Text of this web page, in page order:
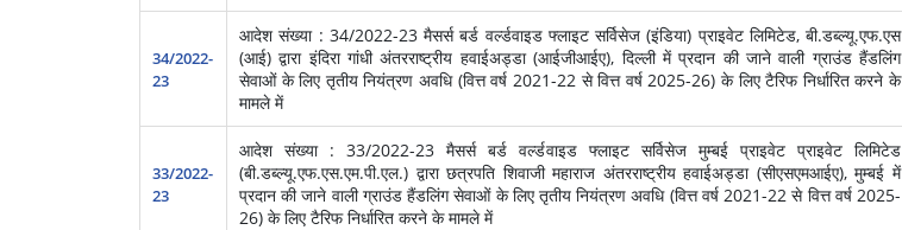
34/2022-
23
आदेश संख्या : 34/2022-23 मैसर्स बर्ड वर्ल्डवाइड फ्लाइट सर्विसेज (इंडिया) प्राइवेट लिमिटेड, बी.डब्ल्यू.एफ.एस
(आई) द्वारा इंदिरा गांधी अंतरराष्ट्रीय हवाईअड्डा (आईजीआईए), दिल्ली में प्रदान की जाने वाली ग्राउंड हैंडलिंग
सेवाओं के लिए तृतीय नियंत्रण अवधि (वित्त वर्ष 2021-22 से वित्त वर्ष 2025-26) के लिए टैरिफ निर्धारित करने के
मामले में
33/2022-
23
आदेश संख्या : 33/2022-23 मैसर्स बर्ड वर्ल्डवाइड फ्लाइट सर्विसेज मुम्बई प्राइवेट प्राइवेट लिमिटेड
(बी.डब्ल्यू.एफ.एस.एम.पी.एल.) द्वारा छत्रपति शिवाजी महाराज अंतरराष्ट्रीय हवाईअड्डा (सीएसएमआईए), मुम्बई में
प्रदान की जाने वाली ग्राउंड हैंडलिंग सेवाओं के लिए तृतीय नियंत्रण अवधि (वित्त वर्ष 2021-22 से वित्त वर्ष 2025-
26) के लिए टैरिफ निर्धारित करने के मामले में